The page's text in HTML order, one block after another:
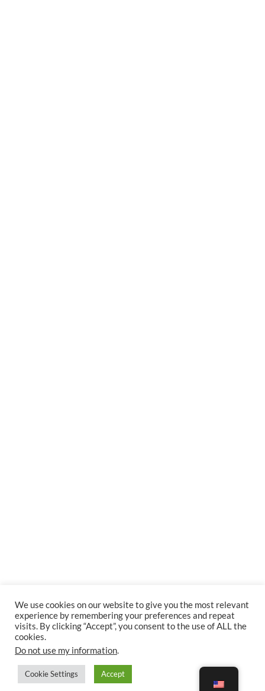
We use cookies on our website to give you the most relevant
experience by remembering your preferences and repeat
visits. By clicking “Accept”, you consent to the use of ALL the
cookies.
Do not use my information.
Cookie Settings Accept